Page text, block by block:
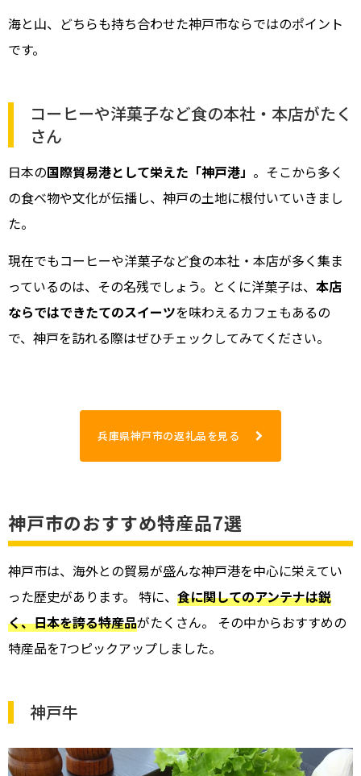
海と山、どちらも持ち合わせた神戸市ならではのポイント
です。
コーヒーや洋菓子など食の本社・本店がたく
さん
日本の国際貿易港として栄えた「神戸港」 。そこから多く
の食べ物や文化が伝播し、神戸の土地に根付いていきまし
た。
現在でもコーヒーや洋菓子など食の本社・本店が多く集ま
っているのは、その名残でしょう。とくに洋菓子は、 本店
ならではできたてのスイーツを味わえるカフェもあるの
で、神戸を訪れる際はぜひチェックしてみてください。
兵庫県神戸市の返礼品を見る
神戸市のおすすめ特産品7選
神戸市は、海外との貿易が盛んな神戸港を中心に栄えてい
った歴史があります。 特に、 食に関してのアンテナは鋭
く、日本を誇る特産品がたくさん。 その中からおすすめの
特産品を7つピックアップしました。
神戸牛